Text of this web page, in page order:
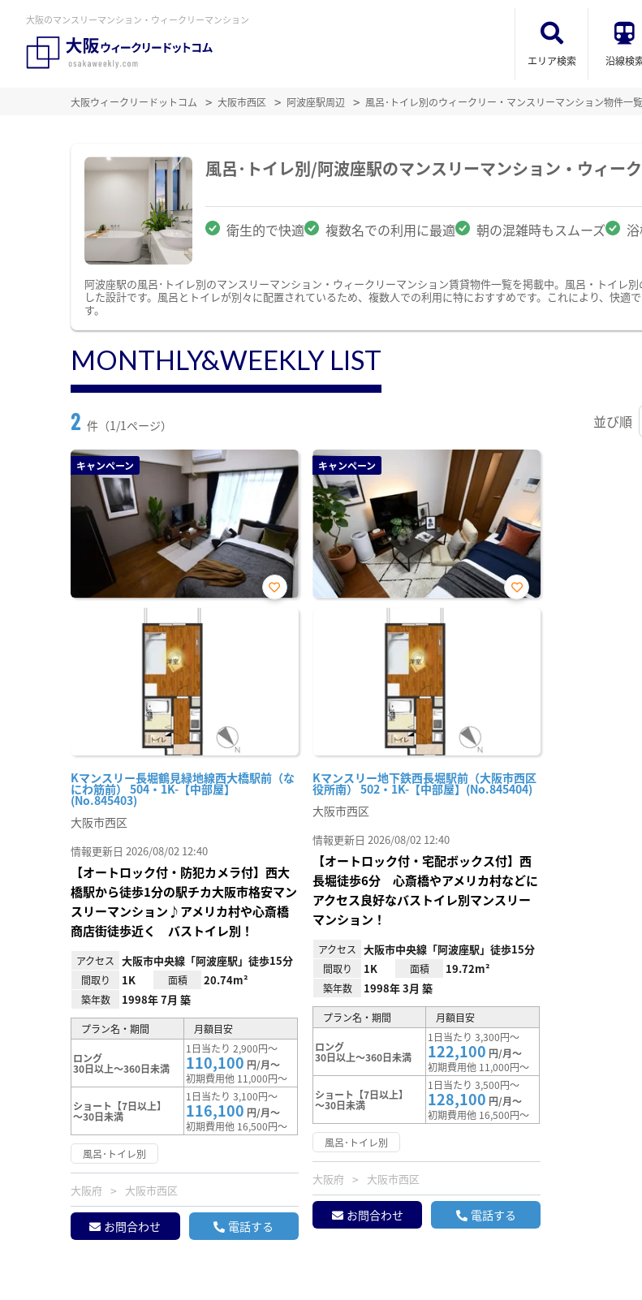
大阪のマンスリーマンション・ウィークリーマンション
エリア検索 沿線検
大阪ウィークリードットコム 大阪市西区 阿波座駅周辺 風呂･トイレ別のウィークリー・マンスリーマンション物件一覧
風呂･トイレ別/阿波座駅のマンスリーマンション・ウィー
衛生的で快適 複数名での利用に最適 朝の混雑時もスムーズ
阿波座駅の風呂･トイレ別のマンスリーマンション・ウィークリーマンション賃貸物件一覧を掲載中。風呂・トイレ
した設計です。風呂とトイレが別々に配置されているため、複数人での利用に特におすすめです。これにより、快
す。
MONTHLY&WEEKLY LIST
2 件（1/1ページ） 並び順
キャンペーン
Kマンスリー長堀鶴見緑地線西大橋駅前（な
にわ筋前） 504・1K-【中部屋】
(No.845403)
お気
大阪市西区
情報更新日 2026/08/02 12:40
【オートロック付・防犯カメラ付】西大
橋駅から徒歩1分の駅チカ大阪市格安マン
スリーマンション♪アメリカ村や心斎橋
商店街徒歩近く バストイレ別！
アクセス 大阪市中央線「阿波座駅」徒歩15分
間取り 1K 面積 20.74m²
築年数 1998年 7月 築
プラン名・期間 月額目安
ロング
30日以上～360日未満
1日当たり 2,900円～
110,100 円/月～
初期費用他 11,000円～
ショート【7日以上】
～30日未満
1日当たり 3,100円～
116,100 円/月～
初期費用他 16,500円～
風呂･トイレ別
大阪府 大阪市西区
お問合わせ 電話する
キャンペーン
Kマンスリー地下鉄西長堀駅前（大阪市西区
役所南） 502・1K-【中部屋】(No.845404)
お気
大阪市西区
情報更新日 2026/08/02 12:40
【オートロック付・宅配ボックス付】西
長堀徒歩6分 心斎橋やアメリカ村などに
アクセス良好なバストイレ別マンスリー
マンション！
アクセス 大阪市中央線「阿波座駅」徒歩15分
間取り 1K 面積 19.72m²
築年数 1998年 3月 築
プラン名・期間 月額目安
ロング
30日以上～360日未満
1日当たり 3,300円～
122,100 円/月～
初期費用他 11,000円～
ショート【7日以上】
～30日未満
1日当たり 3,500円～
128,100 円/月～
初期費用他 16,500円～
風呂･トイレ別
大阪府 大阪市西区
お問合わせ 電話する